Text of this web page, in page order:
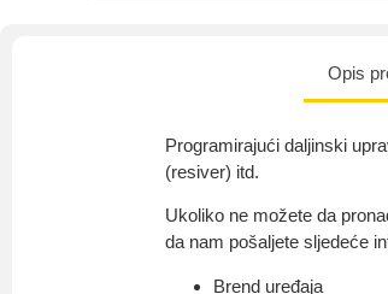
Opis
Programirajući daljinski
(resiver) itd.
Ukoliko ne možete da
da nam pošaljete sljedeće
Brend uređaja